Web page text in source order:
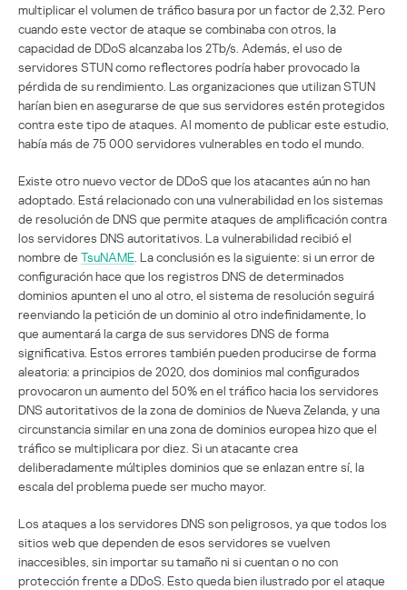
multiplicar el volumen de tráfico basura por un factor de 2,32. Pero
cuando este vector de ataque se combinaba con otros, la
capacidad de DDoS alcanzaba los 2Tb/s. Además, el uso de
servidores STUN como reflectores podría haber provocado la
pérdida de su rendimiento. Las organizaciones que utilizan STUN
harían bien en asegurarse de que sus servidores estén protegidos
contra este tipo de ataques. Al momento de publicar este estudio,
había más de 75 000 servidores vulnerables en todo el mundo.
Existe otro nuevo vector de DDoS que los atacantes aún no han
adoptado. Está relacionado con una vulnerabilidad en los sistemas
de resolución de DNS que permite ataques de amplificación contra
los servidores DNS autoritativos. La vulnerabilidad recibió el
nombre de TsuNAME . La conclusión es la siguiente: si un error de
configuración hace que los registros DNS de determinados
dominios apunten el uno al otro, el sistema de resolución seguirá
reenviando la petición de un dominio al otro indefinidamente, lo
que aumentará la carga de sus servidores DNS de forma
significativa. Estos errores también pueden producirse de forma
aleatoria: a principios de 2020, dos dominios mal configurados
provocaron un aumento del 50% en el tráfico hacia los servidores
DNS autoritativos de la zona de dominios de Nueva Zelanda, y una
circunstancia similar en una zona de dominios europea hizo que el
tráfico se multiplicara por diez. Si un atacante crea
deliberadamente múltiples dominios que se enlazan entre sí, la
escala del problema puede ser mucho mayor.
Los ataques a los servidores DNS son peligrosos, ya que todos los
sitios web que dependen de esos servidores se vuelven
inaccesibles, sin importar su tamaño ni si cuentan o no con
protección frente a DDoS. Esto queda bien ilustrado por el ataque